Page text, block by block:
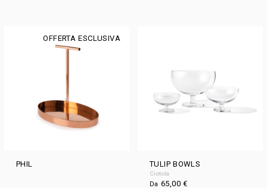
OFFERTA ESCLUSIVA
PHIL TULIP BOWLS
Ciotola
Da65,00€